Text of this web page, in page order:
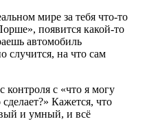
мире за тебя что-то
появится какой-то
автомобиль
случится, на что сам
контроля с «что я могу
Кажется, что
и умный, и всё